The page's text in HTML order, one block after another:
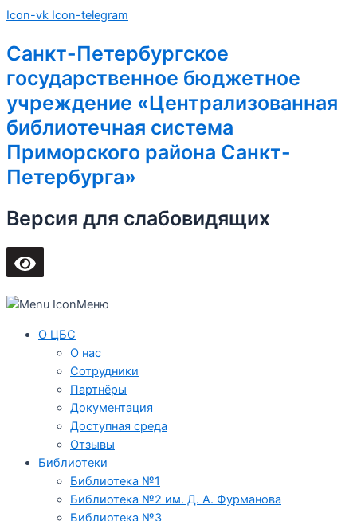
Перейти
содержимому
Icon-vk Icon-telegram
Санкт-Петербургское
государственное бюджетное
учреждение «Централизованная
библиотечная система
Приморского района Санкт-
Петербурга»
Версия для слабовидящих
Меню
О ЦБС
О нас
Сотрудники
Партнёры
Документация
Доступная среда
Отзывы
Библиотеки
Библиотека №1
Библиотека №2 им. Д. А. Фурманова
Библиотека №3
Main